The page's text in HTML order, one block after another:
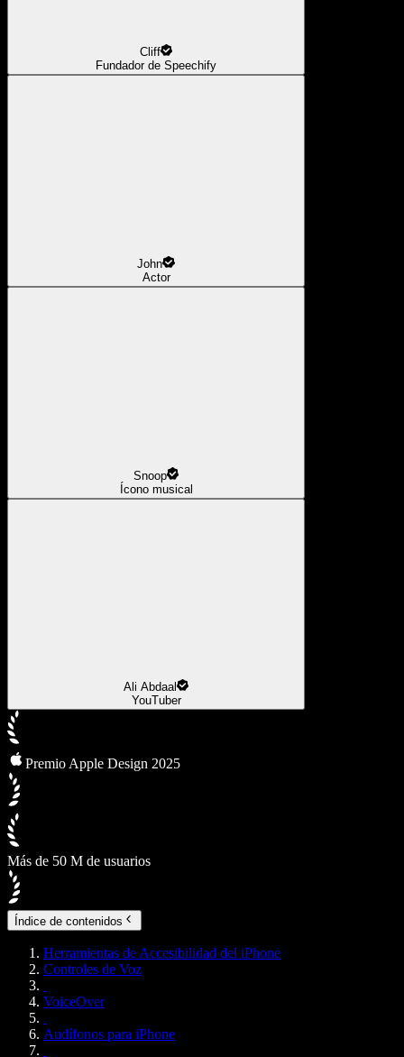
Cliff
Fundador de Speechify
John
Actor
Snoop
Ícono musical
Ali Abdaal
YouTuber
Premio Apple Design 2025
Más de 50 M de usuarios
Índice de contenidos
Herramientas de Accesibilidad del iPhone
Controles de Voz
VoiceOver
Audífonos para iPhone